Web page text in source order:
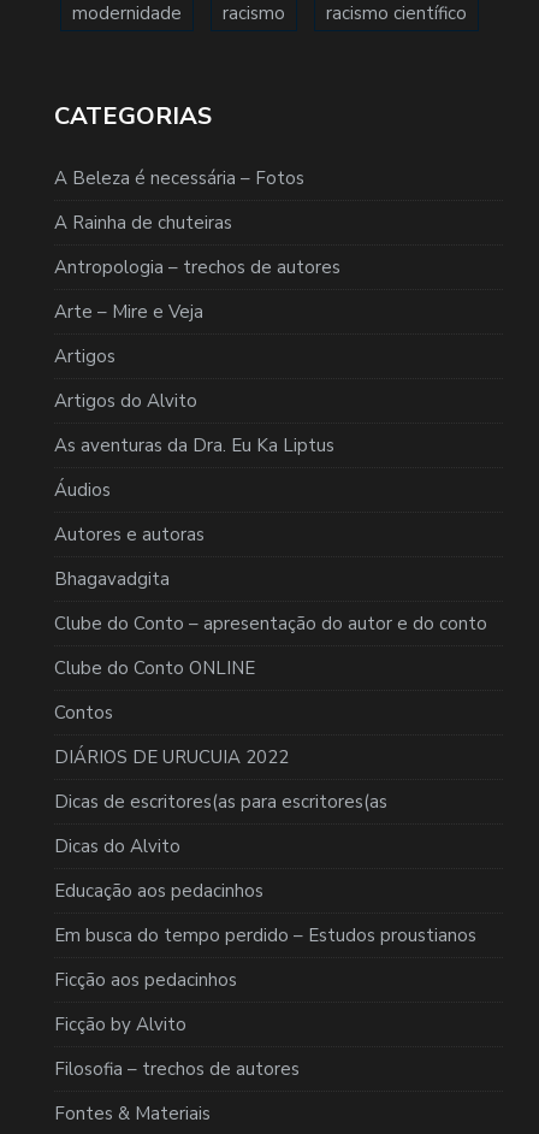
modernidade racismo racismo científico
CATEGORIAS
A Beleza é necessária – Fotos
A Rainha de chuteiras
Antropologia – trechos de autores
Arte – Mire e Veja
Artigos
Artigos do Alvito
As aventuras da Dra. Eu Ka Liptus
Áudios
Autores e autoras
Bhagavadgita
Clube do Conto – apresentação do autor e do conto
Clube do Conto ONLINE
Contos
DIÁRIOS DE URUCUIA 2022
Dicas de escritores(as para escritores(as
Dicas do Alvito
Educação aos pedacinhos
Em busca do tempo perdido – Estudos proustianos
Ficção aos pedacinhos
Ficção by Alvito
Filosofia – trechos de autores
Fontes & Materiais